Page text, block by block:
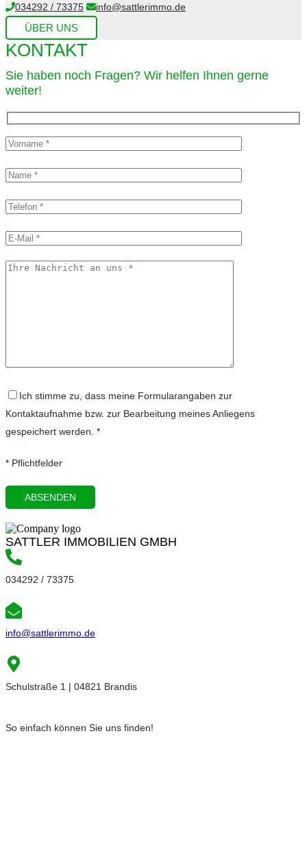
034292 / 73375 info@sattlerimmo.de
ÜBER UNS
KONTAKT
Sie haben noch Fragen? Wir helfen Ihnen gerne
weiter!​
Ich stimme zu, dass meine Formularangaben zur
Kontaktaufnahme bzw. zur Bearbeitung meines Anliegens
gespeichert werden. *
* Pflichtfelder
SATTLER IMMOBILIEN GMBH
034292 / 73375
info@sattlerimmo.de
Schulstraße 1 | 04821 Brandis
So einfach können Sie uns finden!